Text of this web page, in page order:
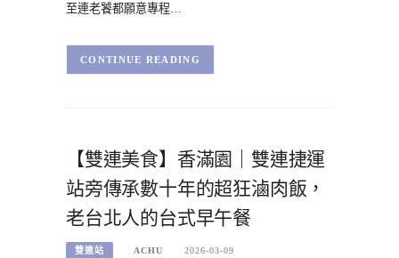
至連老饕都願意專程…
CONTINUE READING
【雙連美食】香滿園｜雙連捷運
站旁傳承數十年的超狂滷肉飯，
老台北人的台式早午餐
雙連站 ACHU 2026-03-09